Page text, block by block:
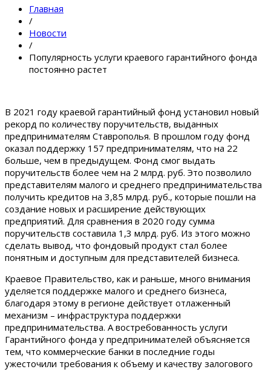
Главная
/
Новости
/
Популярность услуги краевого гарантийного фонда
постоянно растет
В 2021 году краевой гарантийный фонд установил новый
рекорд по количеству поручительств, выданных
предпринимателям Ставрополья. В прошлом году фонд
оказал поддержку 157 предпринимателям, что на 22
больше, чем в предыдущем. Фонд смог выдать
поручительств более чем на 2 млрд. руб. Это позволило
представителям малого и среднего предпринимательства
получить кредитов на 3,85 млрд. руб., которые пошли на
создание новых и расширение действующих
предприятий. Для сравнения в 2020 году сумма
поручительств составила 1,3 млрд. руб. Из этого можно
сделать вывод, что фондовый продукт стал более
понятным и доступным для представителей бизнеса.
Краевое Правительство, как и раньше, много внимания
уделяется поддержке малого и среднего бизнеса,
благодаря этому в регионе действует отлаженный
механизм – инфраструктура поддержки
предпринимательства. А востребованность услуги
Гарантийного фонда у предпринимателей объясняется
тем, что коммерческие банки в последние годы
ужесточили требования к объему и качеству залогового